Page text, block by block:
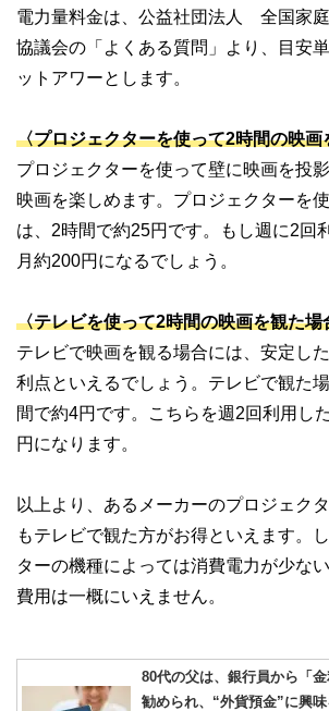
電力量料金は、公益社団法人 全国家庭
協議会の「よくある質問」より、目安
ットアワーとします。
〈プロジェクターを使って2時間の映画
プロジェクターを使って壁に映画を投
映画を楽しめます。プロジェクターを
は、2時間で約25円です。もし週に2回
月約200円になるでしょう。
〈テレビを使って2時間の映画を観た場
テレビで映画を観る場合には、安定し
利点といえるでしょう。テレビで観た
間で約4円です。こちらを週2回利用し
円になります。
以上より、あるメーカーのプロジェク
もテレビで観た方がお得といえます。
ターの機種によっては消費電力が少な
費用は一概にいえません。
80代の父は、銀行員から「
勧められ、“外貨預金”に興味